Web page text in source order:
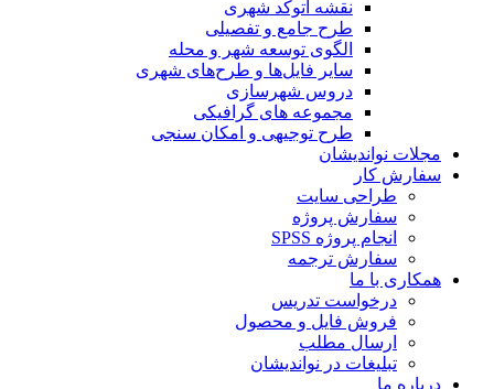
نقشه اتوکد شهری
طرح جامع و تفصیلی
الگوی توسعه شهر و محله
سایر فایل‌ها و طرح‌های شهری
دروس شهرسازی
مجموعه های گرافیکی
طرح توجیهی و امکان سنجی
مجلات نواندیشان
سفارش کار
طراحی سایت
سفارش پروژه
انجام پروژه SPSS
سفارش ترجمه
همکاری با ما
درخواست تدریس
فروش فایل و محصول
ارسال مطلب
تبلیغات در نواندیشان
درباره ما